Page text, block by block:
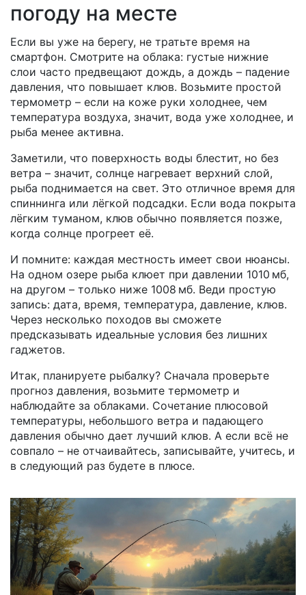
погоду на месте
Если вы уже на берегу, не тратьте время на
смартфон. Смотрите на облака: густые нижние
слои часто предвещают дождь, а дождь – падение
давления, что повышает клюв. Возьмите простой
термометр – если на коже руки холоднее, чем
температура воздуха, значит, вода уже холоднее, и
рыба менее активна.
Заметили, что поверхность воды блестит, но без
ветра – значит, солнце нагревает верхний слой,
рыба поднимается на свет. Это отличное время для
спиннинга или лёгкой подсадки. Если вода покрыта
лёгким туманом, клюв обычно появляется позже,
когда солнце прогреет её.
И помните: каждая местность имеет свои нюансы.
На одном озере рыба клюет при давлении 1010 мб,
на другом – только ниже 1008 мб. Веди простую
запись: дата, время, температура, давление, клюв.
Через несколько походов вы сможете
предсказывать идеальные условия без лишних
гаджетов.
Итак, планируете рыбалку? Сначала проверьте
прогноз давления, возьмите термометр и
наблюдайте за облаками. Сочетание плюсовой
температуры, небольшого ветра и падающего
давления обычно дает лучший клюв. А если всё не
совпало – не отчаивайтесь, записывайте, учитесь, и
в следующий раз будете в плюсе.